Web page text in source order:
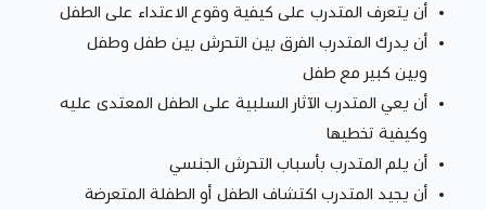
أن يتعرف المتدرب على كيفية وقوع الاعتداء على الطفل
أن يدرك المتدرب الفرق بين التحرش بين طفل وطفل
وبين كبير مع طفل
أن يعي المتدرب الآثار السلبية على الطفل المعتدى عليه
وكيفية تخطيها
أن يلم المتدرب بأسباب التحرش الجنسي
أن يجيد المتدرب اكتشاف الطفل أو الطفلة المتعرضة